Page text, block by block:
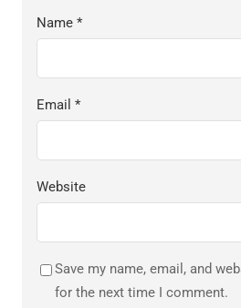
Name *
Email *
Website
Save my name, email, and
for the next time I comment.